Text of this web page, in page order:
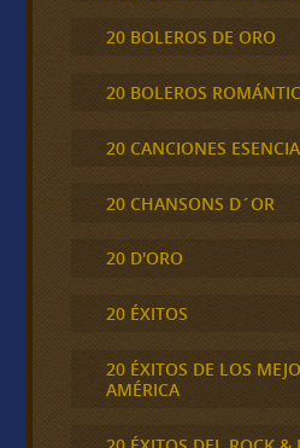
20 BOLEROS DE ORO
20 BOLEROS
20 CANCIONES
20 CHANSONS D´OR
20 D'ORO
20 ÉXITOS
20 ÉXITOS DE LOS
AMÉRICA